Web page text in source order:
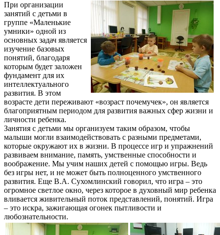
При организации
занятий с детьми в
группе «Маленькие
умники» одной из
основных задач является
изучение базовых
понятий, благодаря
которым будет заложен
фундамент для их
интеллектуального
развития. В этом
возрасте дети переживают «возраст почемучек», он является
благоприятным периодом для развития важных сфер жизни и
личности ребенка.
Занятия с детьми мы организуем таким образом, чтобы
малыши могли взаимодействовать с разными предметами,
которые окружают их в жизни. В процессе игр и упражнений
развиваем внимание, память, умственные способности и
воображение. Мы учим наших детей с помощью игры. Ведь
без игры нет, и не может быть полноценного умственного
развития. Еще В.А. Сухомлинский говорил, что игра – это
огромное светлое окно, через которое в духовный мир ребенка
вливается живительный поток представлений, понятий. Игра
– это искра, зажигающая огонек пытливости и
любознательности.